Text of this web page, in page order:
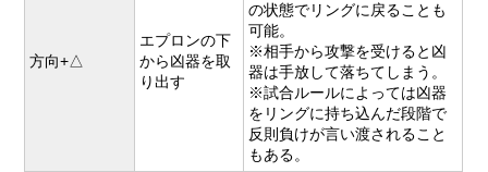
方向+△
エプロンの下
から凶器を取
り出す
の状態でリングに戻ることも
可能。
※相手から攻撃を受けると凶
器は手放して落ちてしまう。
※試合ルールによっては凶器
をリングに持ち込んだ段階で
反則負けが言い渡されること
もある。